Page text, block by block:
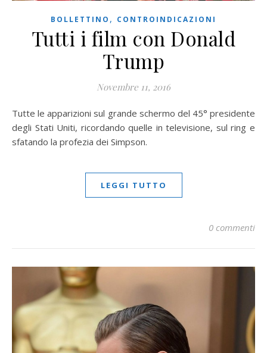
BOLLETTINO , CONTROINDICAZIONI
Tutti i film con Donald
Trump
Novembre 11, 2016
Tutte le apparizioni sul grande schermo del 45° presidente
degli Stati Uniti, ricordando quelle in televisione, sul ring e
sfatando la profezia dei Simpson.
LEGGI TUTTO
0 commenti